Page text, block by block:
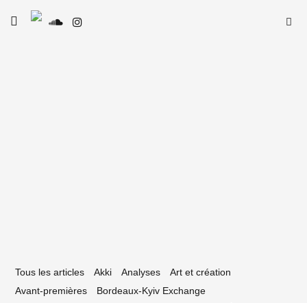
Skip
toggle
Tous les articles Akki Analyses
Art et création
Avant-premières
Bordeaux-Kyiv Exchange